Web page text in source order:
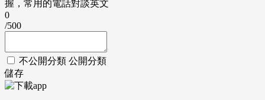
握，常用的電話對談英文
0
/500
不公開分類 公開分類
儲存